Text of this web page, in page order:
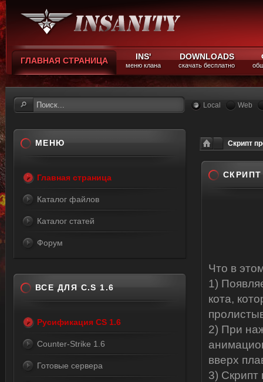
ГЛАВНАЯ СТРАНИЦА INS'
меню клана
DOWNLOADS
скачать бесплатно
Local Web
Скрипт
Что в
1)
кота,
2) При
вверх
3) Скрипт
МЕНЮ
Главная страница
Каталог файлов
Каталог статей
Форум
ВСЕ ДЛЯ C.S 1.6
Русификация CS 1.6
Counter-Strike 1.6
Готовые сервера